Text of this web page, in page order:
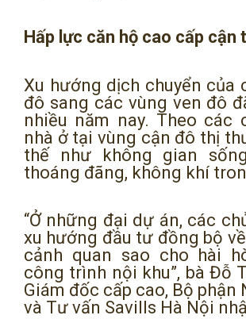
Hấp lực căn hộ cao cấp cận
Xu hướng dịch chuyển của
đô sang các vùng ven đô
nhiều năm nay. Theo các
nhà ở tại vùng cận đô thị
thế như không gian
thoáng đãng, không khí
“Ở những đại dự án, các
xu hướng đầu tư đồng bộ
cảnh quan sao cho hài
công trình nội khu”, bà Đỗ
Giám đốc cấp cao, Bộ phận
và Tư vấn Savills Hà Nội